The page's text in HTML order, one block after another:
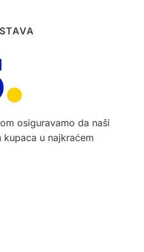
osiguravamo da naši
u najkraćem